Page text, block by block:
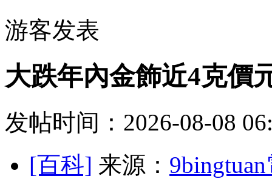
游客发表
大跌年內金飾近4克價
发帖时间：2026-08-08
[百科] 来源：